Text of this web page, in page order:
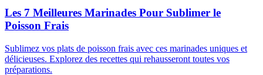
Les 7 Meilleures Marinades Pour Sublimer le
Poisson Frais
Sublimez vos plats de poisson frais avec ces marinades uniques et
délicieuses. Explorez des recettes qui rehausseront toutes vos
préparations.